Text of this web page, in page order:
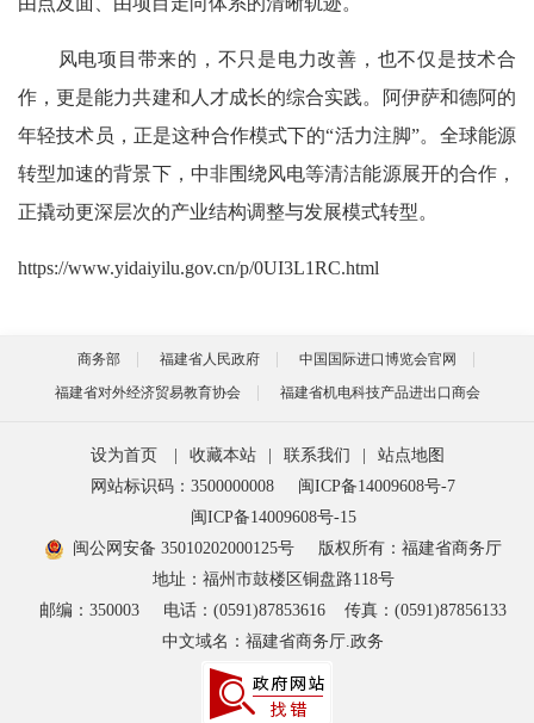
风电项目带来的，不只是电力改善，也不仅是技术合
作，更是能力共建和人才成长的综合实践。阿伊萨和德阿的
年轻技术员，正是这种合作模式下的“活力注脚”。全球能源
转型加速的背景下，中非围绕风电等清洁能源展开的合作，
正撬动更深层次的产业结构调整与发展模式转型。
https://www.yidaiyilu.gov.cn/p/0UI3L1RC.html
商务部 福建省人民政府
中国国际进口博览会官网
福建省对外经济贸易教育协会
福建省机电科技产品进出口商会
设为首页 收藏本站 联系我们
站点地图
网站标识码：3500000008
闽ICP备14009608号-7
闽ICP备14009608号-15
闽公网安备 35010202000125号
版权所有：福建省商务厅
地址：福州市鼓楼区铜盘路118号
邮编：350003
电话：(0591)87853616
传真：(0591)87856133
中文域名：福建省商务厅.政务